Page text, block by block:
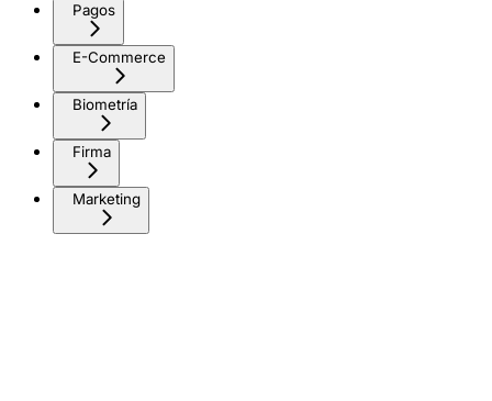
Pagos
E-Commerce
Biometría
Firma
Marketing